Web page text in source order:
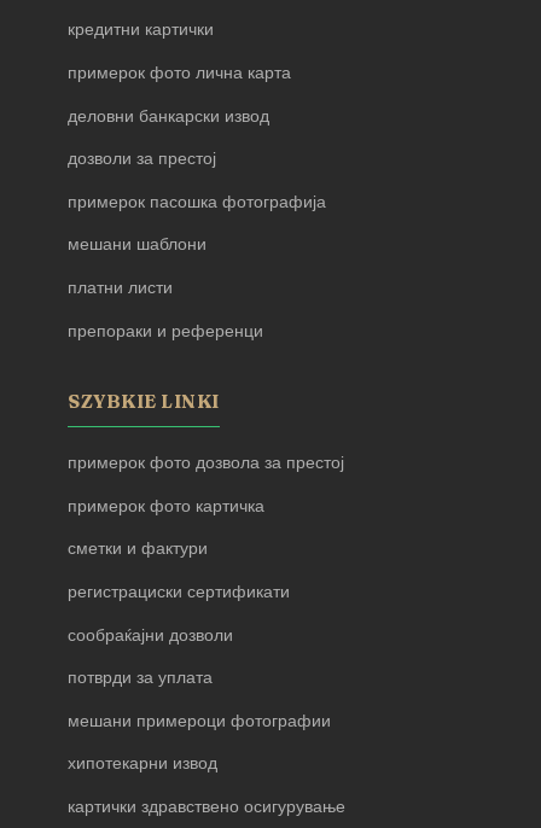
кредитни картички
примерок фото лична карта
деловни банкарски извод
дозволи за престој
примерок пасошка фотографија
мешани шаблони
платни листи
препораки и референци
SZYBKIE LINKI
примерок фото дозвола за престој
примерок фото картичка
сметки и фактури
регистрациски сертификати
сообраќајни дозволи
потврди за уплата
мешани примероци фотографии
хипотекарни извод
картички здравствено осигурување